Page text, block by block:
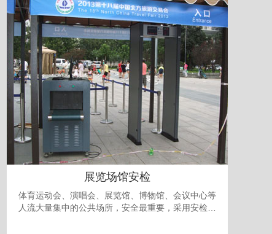
展览场馆安检
体育运动会、演唱会、展览馆、博物馆、会议中心等
人流大量集中的公共场所，安全最重要，采用安检门